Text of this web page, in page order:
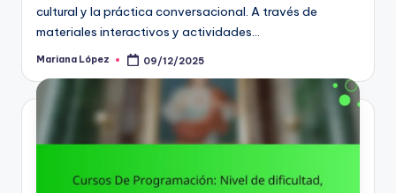
cultural y la práctica conversacional. A través de
materiales interactivos y actividades…
Posted
Mariana López 09/12/2025